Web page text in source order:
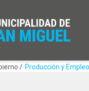
/ Producción y Empleo